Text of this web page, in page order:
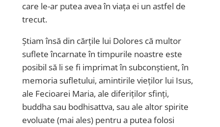
care le-ar putea avea în viața ei un astfel de
trecut.
Știam însă din cărțile lui Dolores că multor
suflete încarnate în timpurile noastre este
posibil să li se fi imprimat în subconștient, în
memoria sufletului, amintirile vieților lui Isus,
ale Fecioarei Maria, ale diferiților sfinți,
buddha sau bodhisattva, sau ale altor spirite
evoluate (mai ales) pentru a putea folosi